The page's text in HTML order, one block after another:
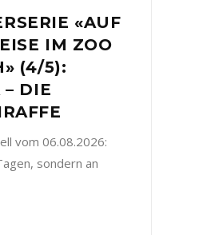
«AUF
IM ZOO
(4/5):
– DIE
vom 06.08.2026:
sondern an